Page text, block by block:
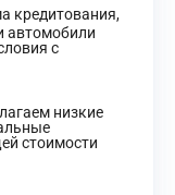
кредитования,
автомобили
с
низкие
стоимости